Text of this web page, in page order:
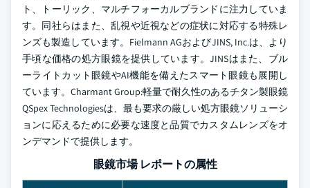
ト、トーリック、マルチフォーカルブランドに注力していま
す。同社らはまた、乱視や近視などの症状に対応する特殊レ
ンズも製造しています。Fielmann AGおよびJINS, Inc.は、より
手頃な価格の処方眼鏡を提供しています。JINSはまた、ブル
ーライトカット眼鏡やAI機能を備えたスマート眼鏡も展開し
ています。Charmant Group:軽量で耐久性のあるチタン製眼鏡
QSpex Technologiesは、最も要求の厳しい処方眼鏡ソリューシ
ョンに応えるために必要な速度と品質でカスタムレンズをオ
ンデマンドで提供します。
眼鏡市場 レポートの属性